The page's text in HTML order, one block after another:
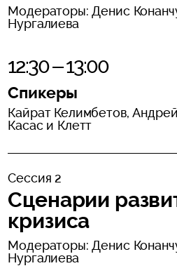
Модераторы: Денис
Нургалиева
12:30 – 13:00
Спикеры
Кайрат Келимбетов,
Касас и Клетт
Сессия 2
Сценарии
кризиса
Модераторы: Денис
Нургалиева